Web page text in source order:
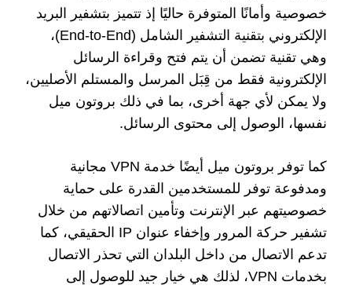
خصوصية وأمانًا المتوفرة حاليًا إذ تتميز بتشفير البريد
الإلكتروني بتقنية التشفير الشامل (End-to-End)،
وهي تقنية تضمن أن يتم فتح وقراءة الرسائل
الإلكترونية فقط من قِبَل المرسل والمستلم الأصليين،
ولا يمكن لأي جهة أخرى، بما في ذلك بروتون ميل
نفسها، الوصول إلى محتوى الرسائل.
كما توفر بروتون ميل أيضًا خدمة VPN مجانية
ومدفوعة توفر للمستخدمين القدرة على حماية
خصوصيتهم عبر الإنترنت وتأمين اتصالاتهم من خلال
تشفير حركة المرور وإخفاء عنوان IP الحقيقي، كما
تدعم الاتصال من داخل البلدان التي تحذر الاتصال
بخدمات VPN، لذلك هي خيار جيد للوصول إلى